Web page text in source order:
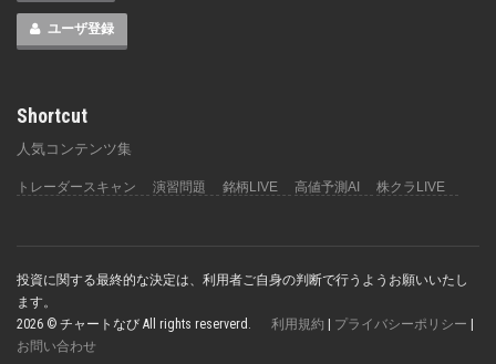
ユーザ登録
Shortcut
人気コンテンツ集
トレーダースキャン 演習問題 銘柄LIVE 高値予測AI 株クラLIVE
投資に関する最終的な決定は、利用者ご自身の判断で行うようお願いいたし
ます。
2026 © チャートなび All rights reserverd. 利用規約 プライバシーポリシー
お問い合わせ